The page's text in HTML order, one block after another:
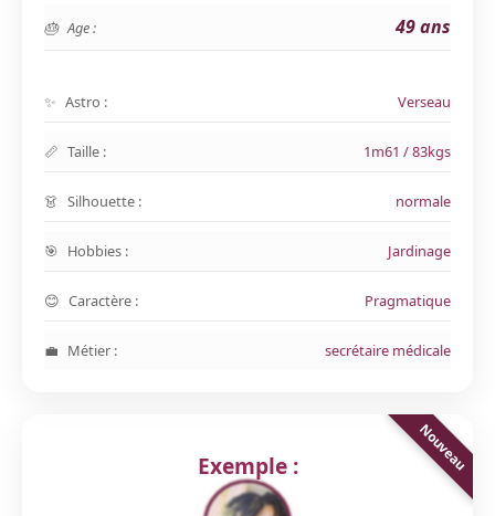
Age : 49 ans
Astro : Verseau
Taille : 1m61 / 83kgs
Silhouette : normale
Hobbies : Jardinage
Caractère : Pragmatique
Métier : secrétaire médicale
Exemple :